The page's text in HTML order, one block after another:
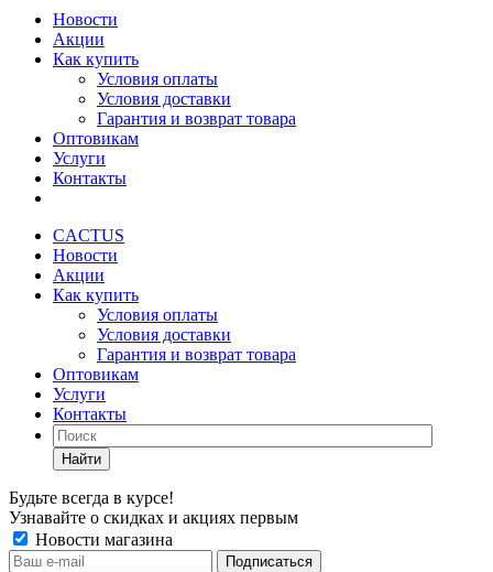
Новости
Акции
Как купить
Условия оплаты
Условия доставки
Гарантия и возврат товара
Оптовикам
Услуги
Контакты
CACTUS
Новости
Акции
Как купить
Условия оплаты
Условия доставки
Гарантия и возврат товара
Оптовикам
Услуги
Контакты
Найти
Будьте всегда в курсе!
Узнавайте о скидках и акциях первым
Новости магазина